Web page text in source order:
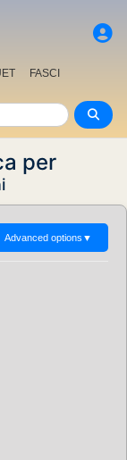
FASCI
per
Advanced options ▼